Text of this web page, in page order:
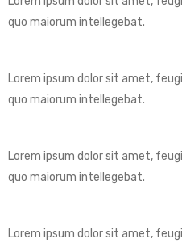
quo maiorum intellegebat.
Lorem ipsum dolor sit amet,
quo maiorum intellegebat.
Lorem ipsum dolor sit amet,
quo maiorum intellegebat.
Lorem ipsum dolor sit amet,